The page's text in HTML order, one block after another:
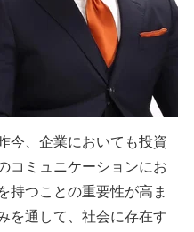
今、企業においても投資
コミュニケーションにお
持つことの重要性が高ま
を通して、社会に存在す